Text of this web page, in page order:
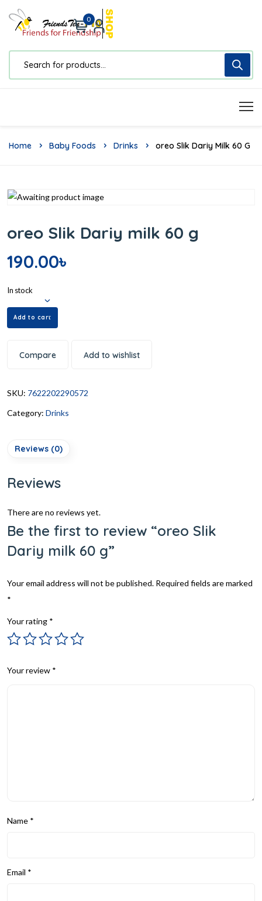
0
Home Baby Foods Drinks Oreo Slik Dariy Milk 60 G
oreo Slik Dariy milk 60 g
190.00৳
In stock
Add to cart
Compare Add to wishlist
SKU: 7622202290572
Category: Drinks
Reviews (0)
Reviews
There are no reviews yet.
Be the first to review “oreo Slik
Dariy milk 60 g”
Your email address will not be published. Required fields are marked
*
Your rating *
Your review *
Name *
Email *